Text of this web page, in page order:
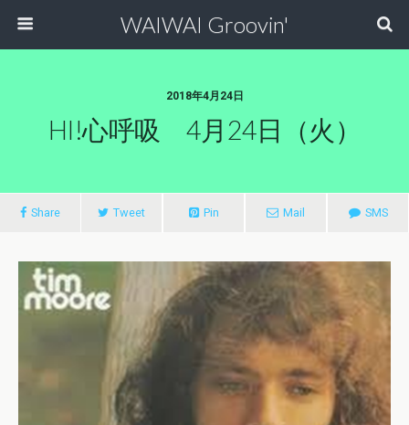
WAIWAI Groovin'
2018年4月24日
HI!心呼吸 4月24日（火）
Share Tweet Pin Mail SMS